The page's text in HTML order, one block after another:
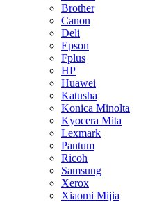
Brother
Canon
Deli
Epson
Fplus
HP
Huawei
Katusha
Konica Minolta
Kyocera Mita
Lexmark
Pantum
Ricoh
Samsung
Xerox
Xiaomi Mijia